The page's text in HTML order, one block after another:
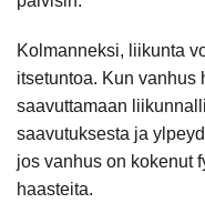
Kolmanneksi, liikunta
itsetuntoa. Kun vanhus
saavuttamaan
saavutuksesta ja
jos vanhus on kokenut
haasteita.